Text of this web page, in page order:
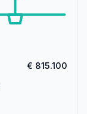
€ 815.100